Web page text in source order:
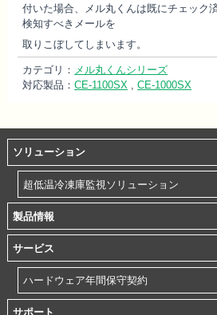
付いた場合、メル丸くんは既にチェック
検知すべきメールを
取りこぼしてしまいます。
カテゴリ： メル丸くんシリーズ
対応製品：CE-1100SX ,CE-1000SX
ソリューション
超低温冷凍庫監視ソリューション
製品情報
サービス
ハードウェア年間保守契約
サポート